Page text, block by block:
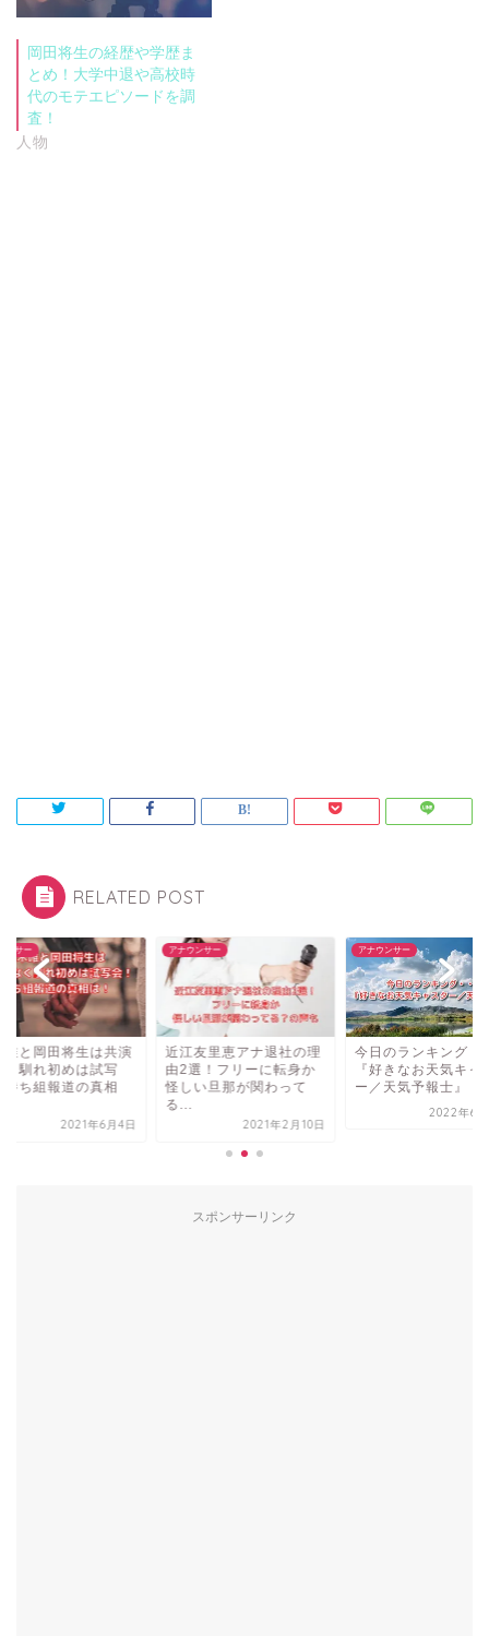
岡田将生の経歴や学歴ま
とめ！大学中退や高校時
代のモテエピソードを調
査！
人物
RELATED POST
ンサー
友里恵アナ退社の理
！フリーに転身か
い旦那が関わって
2021年2月10日
アナウンサー
今日のランキング・・・
『好きなお天気キャスタ
ー／天気予報士』
アナウンサー
鈴木唯と岡田将生は
でなく馴れ初めは試
会！勝ち組報道の真
スポンサーリンク